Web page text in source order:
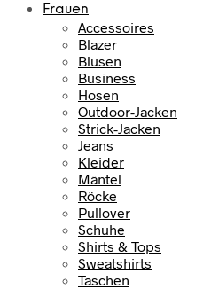
Frauen
Accessoires
Blazer
Blusen
Business
Hosen
Outdoor-Jacken
Strick-Jacken
Jeans
Kleider
Mäntel
Röcke
Pullover
Schuhe
Shirts & Tops
Sweatshirts
Taschen